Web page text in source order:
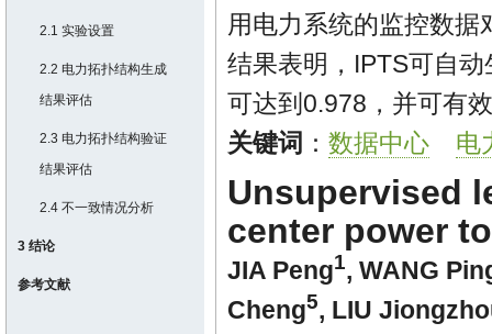
2.1 实验设置
2.2 电力拓扑结构生成
结果评估
2.3 电力拓扑结构验证
结果评估
2.4 不一致情况分析
3 结论
参考文献
用电力系统的监控数
结果表明，IPTS可自
可达到0.978，并可有
关键词 ： 数据中心 电
Unsupervised
center power
JIA Peng1, WANG
Cheng5, LIU